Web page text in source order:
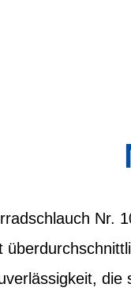
Nr.
die